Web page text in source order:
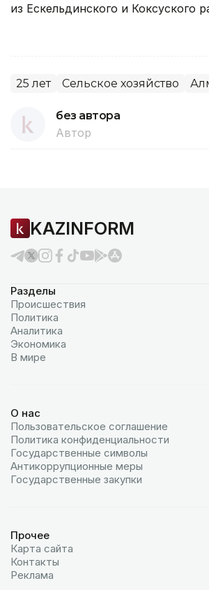
из Ескельдинского и Коксуского
25 лет Сельское хозяйство
без автора
Автор
KAZINFORM
Разделы
Происшествия
Политика
Аналитика
Экономика
В мире
О нас
Пользовательское соглашение
Политика конфиденциальности
Государственные символы
Антикоррупционные меры
Государственные закупки
Прочее
Карта сайта
Контакты
Реклама